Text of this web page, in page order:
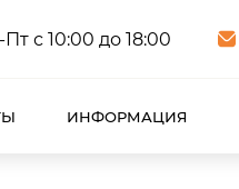
с 10:00 до 18:00
ИНФОРМАЦИЯ